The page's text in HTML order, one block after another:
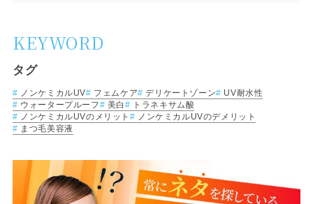
KEYWORD
タグ
ノンケミカルUV フェムケア デリケートゾーン
UV耐水性
ウォータープルーフ
美白
トラネキサム酸
ノンケミカルUVのメリット
ノンケミカルUVのデメリット
まつ毛美容液